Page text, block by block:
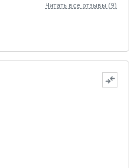
Читать все отзывы (9)